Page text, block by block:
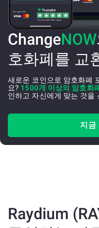
ChangeNOW
호화폐를 교
새로운 코인으로 암호화폐
요? 1500개 이상의 암호화폐
인하고 자신에게 맞는 것을
지금
Raydium